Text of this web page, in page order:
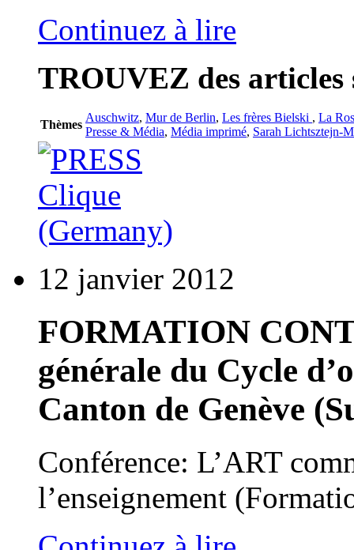
Continuez à lire
TROUVEZ des
Thèmes
Auschwitz, Mur de Berlin, Les frères Bielski , La
Presse & Média, Média imprimé, Sarah Lichtsztejn-
12 janvier 2012
FORMATION
générale du Cycle
Canton de Genève
Conférence: L’ART
l’enseignement